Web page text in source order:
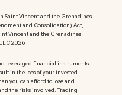
Saint Vincent and the Grenadines
and Consolidation) Act,
Vincent and the Grenadines
2026
leveraged financial instruments
in the loss of your invested
you can afford to lose and
the risks involved. Trading